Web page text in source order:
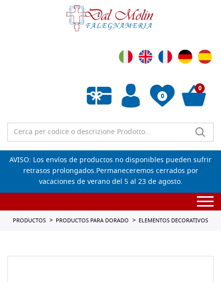
0
Lista de deseos vacía
0
AVISO: Los envíos de productos no disponibles pueden sufrir
retrasos prolongados.Permaneceremos cerrados por
vacaciones de verano del 5 al 23 de agosto.
PRODUCTOS PRODUCTOS PARA DORADO ELEMENTOS DECORATIVOS